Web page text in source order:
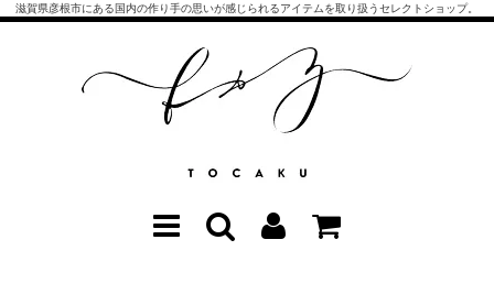
滋賀県彦根市にある国内の作り手の思いが感じられるアイテムを取り扱うセレクトショップ。